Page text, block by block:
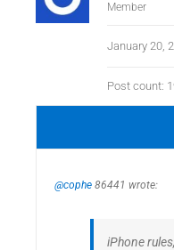
Member
January 20,
Post count:
@cophe 86441 wrote:
iPhone